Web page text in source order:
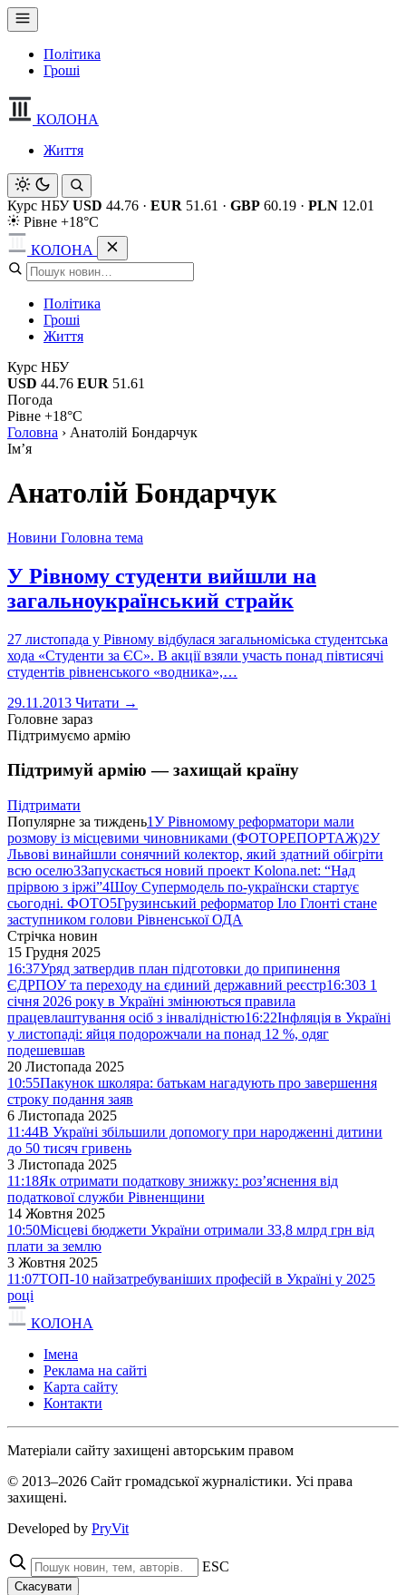
Політика
Гроші
КОЛОНА
Життя
Курс НБУ USD 44.76 · EUR 51.61 · GBP 60.19 · PLN 12.01
Рівне +18°C
КОЛОНА
Політика
Гроші
Життя
Курс НБУ
USD 44.76 EUR 51.61
Погода
Рівне +18°C
Головна › Анатолій Бондарчук
Імʼя
Анатолій Бондарчук
Новини Головна тема
У Рівному студенти вийшли на
загальноукраїнський страйк
27 листопада у Рівному відбулася загальноміська студентська
хода «Студенти за ЄС». В акції взяли участь понад півтисячі
студентів рівненського «водника»,…
29.11.2013 Читати →
Головне зараз
Підтримуємо армію
Підтримуй армію — захищай країну
Підтримати
Популярне за тиждень1У Рівномому реформатори мали
розмову із місцевими чиновниками (ФОТОРЕПОРТАЖ)2У
Львові винайшли сонячний колектор, який здатний обігріти
всю оселю3Запускається новий проект Kolona.net: “Над
прірвою з іржі”4Шоу Супермодель по-українски стартує
сьогодні. ФОТО5Грузинський реформатор Іло Глонті стане
заступником голови Рівненської ОДА
Стрічка новин
15 Грудня 2025
16:37Уряд затвердив план підготовки до припинення
ЄДРПОУ та переходу на єдиний державний реєстр16:30З 1
січня 2026 року в Україні змінюються правила
працевлаштування осіб з інвалідністю16:22Інфляція в Україні
у листопаді: яйця подорожчали на понад 12 %, одяг
подешевшав
20 Листопада 2025
10:55Пакунок школяра: батькам нагадують про завершення
строку подання заяв
6 Листопада 2025
11:44В Україні збільшили допомогу при народженні дитини
до 50 тисяч гривень
3 Листопада 2025
11:18Як отримати податкову знижку: роз’яснення від
податкової служби Рівненщини
14 Жовтня 2025
10:50Місцеві бюджети України отримали 33,8 млрд грн від
плати за землю
3 Жовтня 2025
11:07ТОП-10 найзатребуваніших професій в Україні у 2025
році
КОЛОНА
Імена
Реклама на сайті
Карта сайту
Контакти
Матеріали сайту захищені авторським правом
© 2013–2026 Сайт громадської журналістики. Усі права
захищені.
Developed by PryVit
ESC
Скасувати